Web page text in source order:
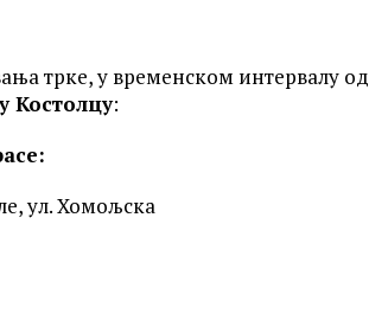
трке, у временском интервалу од
Костолцу:
ул. Хомољска